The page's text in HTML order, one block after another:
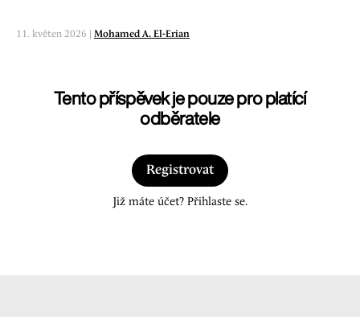
11. květen 2026 | Mohamed A. El-Erian
Tento příspěvek je pouze pro platící
odběratele
Registrovat
Již máte účet? Přihlaste se.